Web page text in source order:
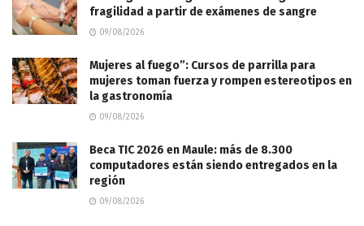
fragilidad a partir de exámenes de sangre
09/08/2026
Mujeres al fuego”: Cursos de parrilla para
mujeres toman fuerza y rompen estereotipos en
la gastronomía
09/08/2026
Beca TIC 2026 en Maule: más de 8.300
computadores están siendo entregados en la
región
09/08/2026